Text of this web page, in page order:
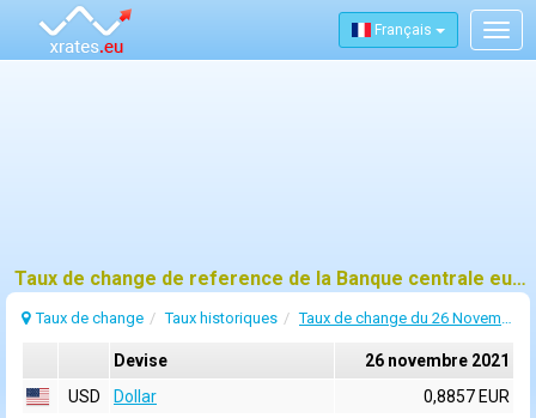
Français
Taux de change de reference de la Banque centrale europeenne (BCE) pour 26 novembre 2021
Taux de change Taux historiques Taux de change du 26 Novembre 2021
Devise
26 novembre 2021
USD
Dollar
0,8857 EUR